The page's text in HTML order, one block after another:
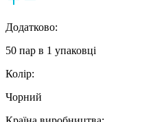
Додатково:
50 пар в 1 упаковці
Колір:
Чорний